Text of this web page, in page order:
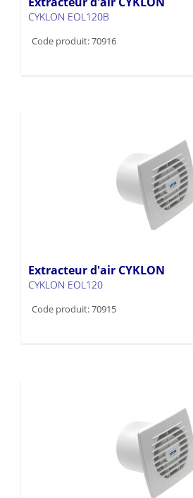
CYKLON EOL120B
Code produit: 70916
Extracteur d'air CYKLON
CYKLON EOL120
Code produit: 70915